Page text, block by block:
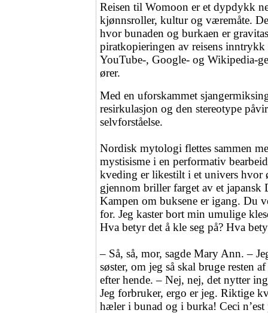
Reisen til Womoon er et dypdykk
kjønnsroller, kultur og væremåte.
hvor bunaden og burkaen er
piratkopieringen av reisens
YouTube-, Google- og Wikipedia-
ører.
Med en uforskammet
resirkulasjon og den stereotype
selvforståelse.
Nordisk mytologi flettes sammen
mystisisme i en performativ
kveding er likestilt i et univers hvor
gjennom briller farget av et japansk
Kampen om buksene er igang. Du
for. Jeg kaster bort min umulige
Hva betyr det å kle seg på? Hva
– Så, så, mor, sagde Mary Ann. –
søster, om jeg så skal bruge resten
efter hende. – Nej, nej, det nytter
Jeg forbruker, ergo er jeg. Riktige
hæler i bunad og i burka! Ceci n’est